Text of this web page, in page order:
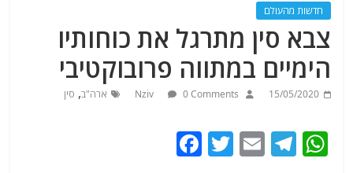
חדשות מהעולם
צבא סין מתרגל את כוחותיו
הימיים במתווה פרובוקטיבי
15/05/2020
Nziv 0 Comments ארה"ב, סין
W
T
E
T